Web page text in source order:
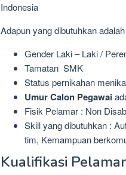
Indonesia
Adapun yang dibutuhkan
Gender Laki – Laki /
Tamatan SMK
Status pernikahan
Umur Calon Pegawai
Fisik Pelamar : Non
Skill yang dibutuhkan :
tim, Kemampuan
Kualifikasi Pelamar